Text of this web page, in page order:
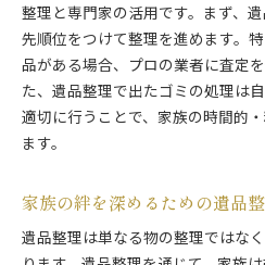
整理と専門家の活用です。まず、
先順位をつけて整理を進めます。
品がある場合、プロの業者に査定
た、遺品整理で出たゴミの処理は
適切に行うことで、家族の時間的
ます。
家族の絆を深めるための遺品
遺品整理は単なる物の整理ではな